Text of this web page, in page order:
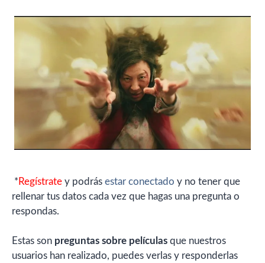
* Regístrate y podrás estar conectado y no tener que
rellenar tus datos cada vez que hagas una pregunta o
respondas.
Estas son preguntas sobre películas que nuestros
usuarios han realizado, puedes verlas y responderlas